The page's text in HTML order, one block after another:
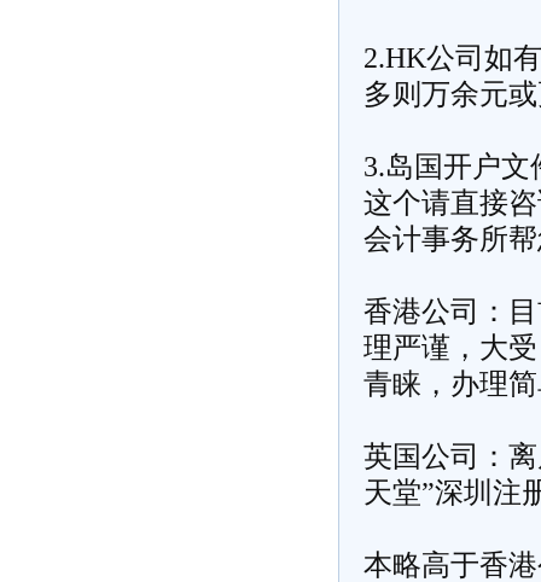
2.HK公司如
多则万余元
3.岛国开户
这个请直接
会计事务所
香港公司：
理严谨，大受
青睐，办理
英国公司：
天堂”深圳注
本略高于香